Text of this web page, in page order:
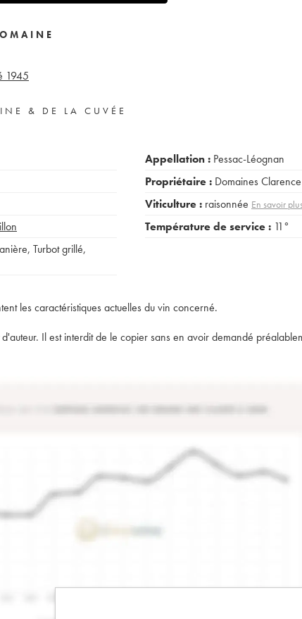
1945
& DE LA CUVÉE
, Turbot grillé,
Appellation : Pessac-Léognan
Propriétaire : Domaines
Viticulture : raisonnée En savoir
Température de service : 11°
les caractéristiques actuelles du vin concerné.
Il est interdit de le copier sans en avoir demandé